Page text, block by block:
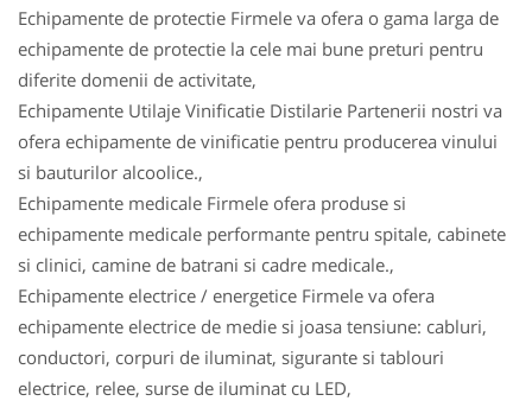
Echipamente de protectie Firmele va ofera o gama larga de
echipamente de protectie la cele mai bune preturi pentru
diferite domenii de activitate,
Echipamente Utilaje Vinificatie Distilarie Partenerii nostri va
ofera echipamente de vinificatie pentru producerea vinului
si bauturilor alcoolice.,
Echipamente medicale Firmele ofera produse si
echipamente medicale performante pentru spitale, cabinete
si clinici, camine de batrani si cadre medicale.,
Echipamente electrice / energetice Firmele va ofera
echipamente electrice de medie si joasa tensiune: cabluri,
conductori, corpuri de iluminat, sigurante si tablouri
electrice, relee, surse de iluminat cu LED,